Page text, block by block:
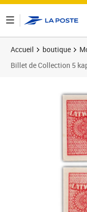
Accueil boutique
Billet de Collection 5